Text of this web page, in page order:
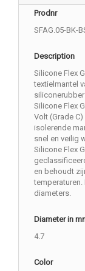
Prodnr
SFAG.05-BK-
Description
Silicone Flex
textielmantel
Silicone Flex
Volt (Grade
isolerende
snel en veilig
Silicone Flex
en behoudt
temperaturen.
diameters.
Diameter in
4.7
Color